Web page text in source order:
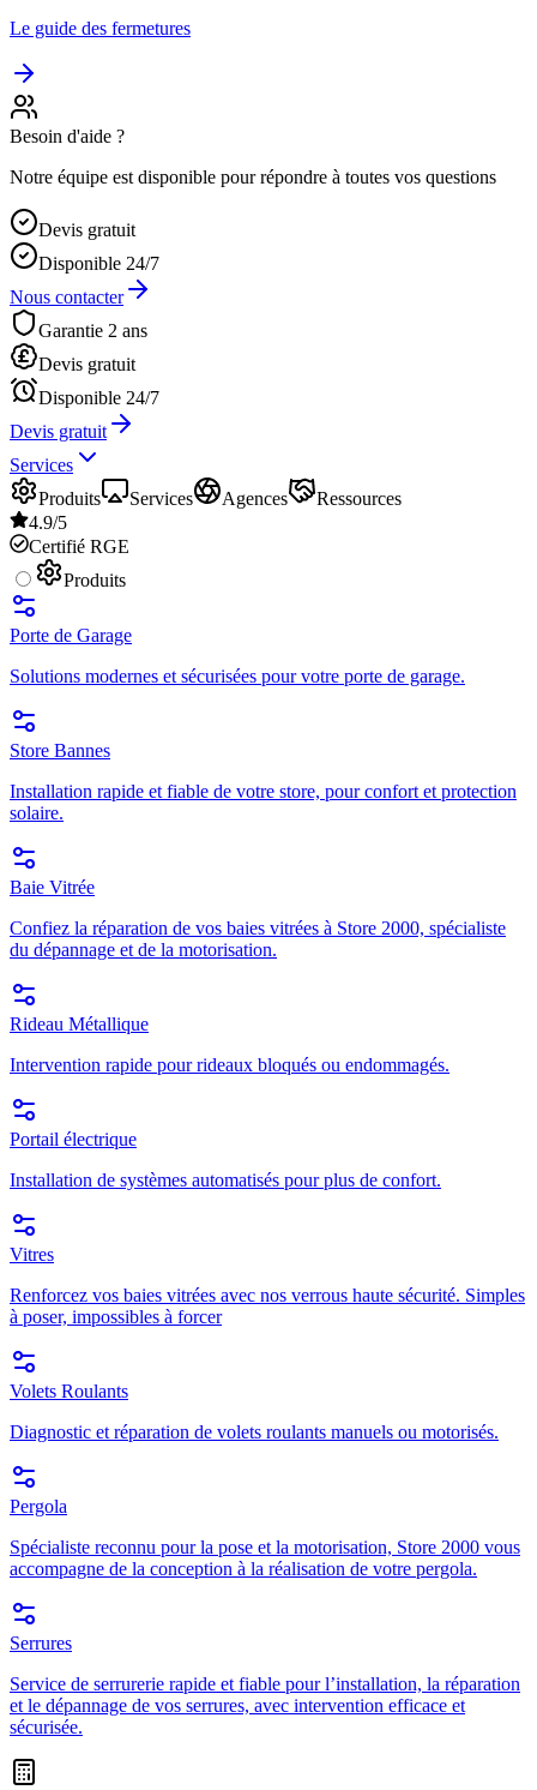
Le guide des fermetures
Besoin d'aide ?
Notre équipe est disponible pour répondre à toutes vos questions
Devis gratuit
Disponible 24/7
Nous contacter
Garantie 2 ans
Devis gratuit
Disponible 24/7
Devis gratuit
Services
Produits
Services Agences
Ressources
4.9/5
Certifié RGE
Produits
Porte de Garage
Solutions modernes et sécurisées pour votre porte de garage.
Store Bannes
Installation rapide et fiable de votre store, pour confort et protection
solaire.
Baie Vitrée
Confiez la réparation de vos baies vitrées à Store 2000, spécialiste
du dépannage et de la motorisation.
Rideau Métallique
Intervention rapide pour rideaux bloqués ou endommagés.
Portail électrique
Installation de systèmes automatisés pour plus de confort.
Vitres
Renforcez vos baies vitrées avec nos verrous haute sécurité. Simples
à poser, impossibles à forcer
Volets Roulants
Diagnostic et réparation de volets roulants manuels ou motorisés.
Pergola
Spécialiste reconnu pour la pose et la motorisation, Store 2000 vous
accompagne de la conception à la réalisation de votre pergola.
Serrures
Service de serrurerie rapide et fiable pour l’installation, la réparation
et le dépannage de vos serrures, avec intervention efficace et
sécurisée.